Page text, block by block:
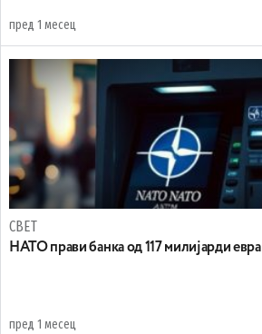
пред 1 месец
СВЕТ
НАТО прави банка од 117 милијарди евра
пред 1 месец